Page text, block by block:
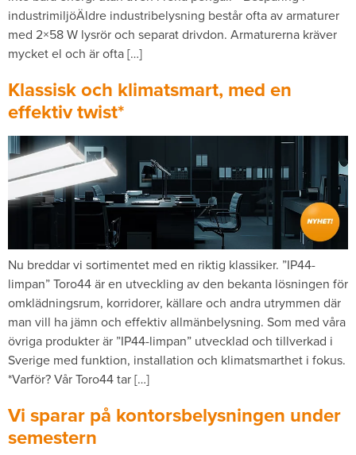
industrimiljöÄldre industribelysning består ofta av armaturer
med 2×58 W lysrör och separat drivdon. Armaturerna kräver
mycket el och är ofta […]
Klassisk och klimatsmart, med en
effektiv twist*
Nu breddar vi sortimentet med en riktig klassiker. ”IP44-
limpan” Toro44 är en utveckling av den bekanta lösningen för
omklädningsrum, korridorer, källare och andra utrymmen där
man vill ha jämn och effektiv allmänbelysning. Som med våra
övriga produkter är ”IP44-limpan” utvecklad och tillverkad i
Sverige med funktion, installation och klimatsmarthet i fokus.
*Varför? Vår Toro44 tar […]
Vi sparar på kontorsbelysningen under
semestern